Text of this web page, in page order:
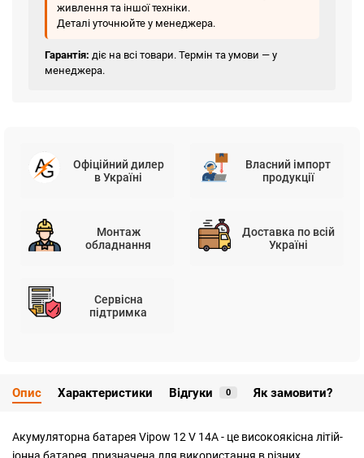
живлення та іншої техніки.
Деталі уточнюйте у менеджера.
Гарантія: діє на всі товари. Термін та умови — у
менеджера.
Офіційний дилер
в Україні
Власний імпорт
продукції
Монтаж
обладнання
Доставка по всій
Україні
Сервісна
підтримка
Опис Характеристики Відгуки 0 Як замовити?
Акумуляторна батарея Vipow 12 V 14A - це високоякісна літій-